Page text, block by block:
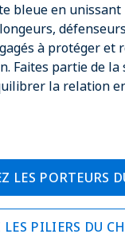
bleue en
à protéger et
Faites partie de
la relation
LES PORTEURS
LES PILIERS DU